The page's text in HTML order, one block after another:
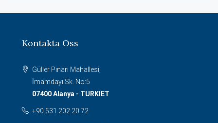
Kontakta Oss
Güller Pınarı Mahallesi,
İmamdayı Sk. No:5
07400 Alanya - TURKIET
+90 531 202 20 72